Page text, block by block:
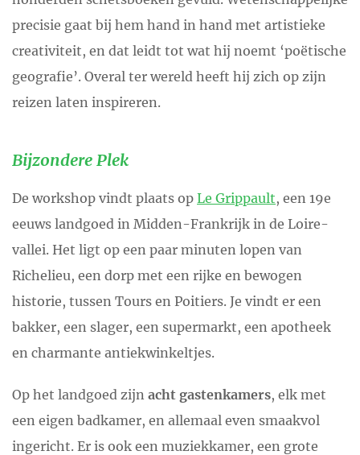
precisie gaat bij hem hand in hand met artistieke
creativiteit, en dat leidt tot wat hij noemt ‘poëtische
geografie’. Overal ter wereld heeft hij zich op zijn
reizen laten inspireren.
Bijzondere Plek
De workshop vindt plaats op Le Grippault, een 19e
eeuws landgoed in Midden-Frankrijk in de Loire-
vallei. Het ligt op een paar minuten lopen van
Richelieu, een dorp met een rijke en bewogen
historie, tussen Tours en Poitiers. Je vindt er een
bakker, een slager, een supermarkt, een apotheek
en charmante antiekwinkeltjes.
Op het landgoed zijn acht gastenkamers, elk met
een eigen badkamer, en allemaal even smaakvol
ingericht. Er is ook een muziekkamer, een grote